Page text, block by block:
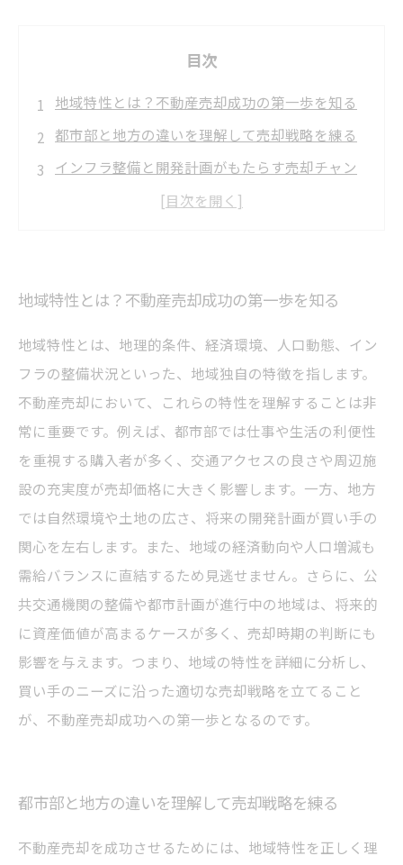
目次
地域特性とは？不動産売却成功の第一歩を知る
都市部と地方の違いを理解して売却戦略を練る
インフラ整備と開発計画がもたらす売却チャン
最適戦略で不動産売却を成功に導く！実例とポ
地域特性別に見る最新の市場トレンドと需給動
向
不動産売却で失敗しないための注意点とプロの
アドバイス
地域特性とは？不動産売却成功の第一歩を知る
地域特性とは、地理的条件、経済環境、人口動態、イン
フラの整備状況といった、地域独自の特徴を指します。
不動産売却において、これらの特性を理解することは非
常に重要です。例えば、都市部では仕事や生活の利便性
を重視する購入者が多く、交通アクセスの良さや周辺施
設の充実度が売却価格に大きく影響します。一方、地方
では自然環境や土地の広さ、将来の開発計画が買い手の
関心を左右します。また、地域の経済動向や人口増減も
需給バランスに直結するため見逃せません。さらに、公
共交通機関の整備や都市計画が進行中の地域は、将来的
に資産価値が高まるケースが多く、売却時期の判断にも
影響を与えます。つまり、地域の特性を詳細に分析し、
買い手のニーズに沿った適切な売却戦略を立てること
が、不動産売却成功への第一歩となるのです。
都市部と地方の違いを理解して売却戦略を練る
不動産売却を成功させるためには、地域特性を正しく理